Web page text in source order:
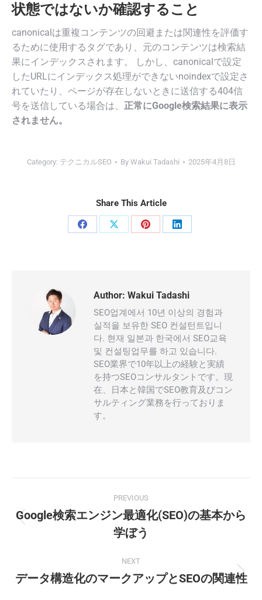
状態ではないか確認すること
canonicalは重複コンテンツの回避または関連性を評価す
るために使用するタグであり、元のコンテンツは検索結
果にインデックスされます。 しかし、canonicalで設定
したURLにインデックス処理ができないnoindexで設定さ
れていたり、ページが存在しないときに送信する404信
号を送信している場合は、 正常にGoogle検索結果に表示
されません。
Category: テクニカルSEO By Wakui Tadashi 2025年4月8日
Share This Article
Share
Share
Share
Share
Author: Wakui Tadashi
SEO업계에서 10년 이상의 경험과
실적을 보유한 SEO 컨설턴트입니
다. 현재 일본과 한국에서 SEO교육
및 컨설팅업무를 하고 있습니다.
SEO業界で10年以上の経験と実績
を持つSEOコンサルタントです。現
在、日本と韓国でSEO教育及びコン
サルティング業務を行っておりま
す。
navigation
PREVIOUS
Previous
post:
Google検索エンジン最適化(SEO)の基本から
学ぼう
NEXT
Next
データ構造化のマークアップとSEOの関連性